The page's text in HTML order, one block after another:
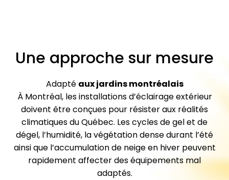
Une approche sur mesure
Adapté aux jardins montréalais
À Montréal, les installations d’éclairage extérieur
doivent être conçues pour résister aux réalités
climatiques du Québec. Les cycles de gel et de
dégel, l’humidité, la végétation dense durant l’été
ainsi que l’accumulation de neige en hiver peuvent
rapidement affecter des équipements mal
adaptés.